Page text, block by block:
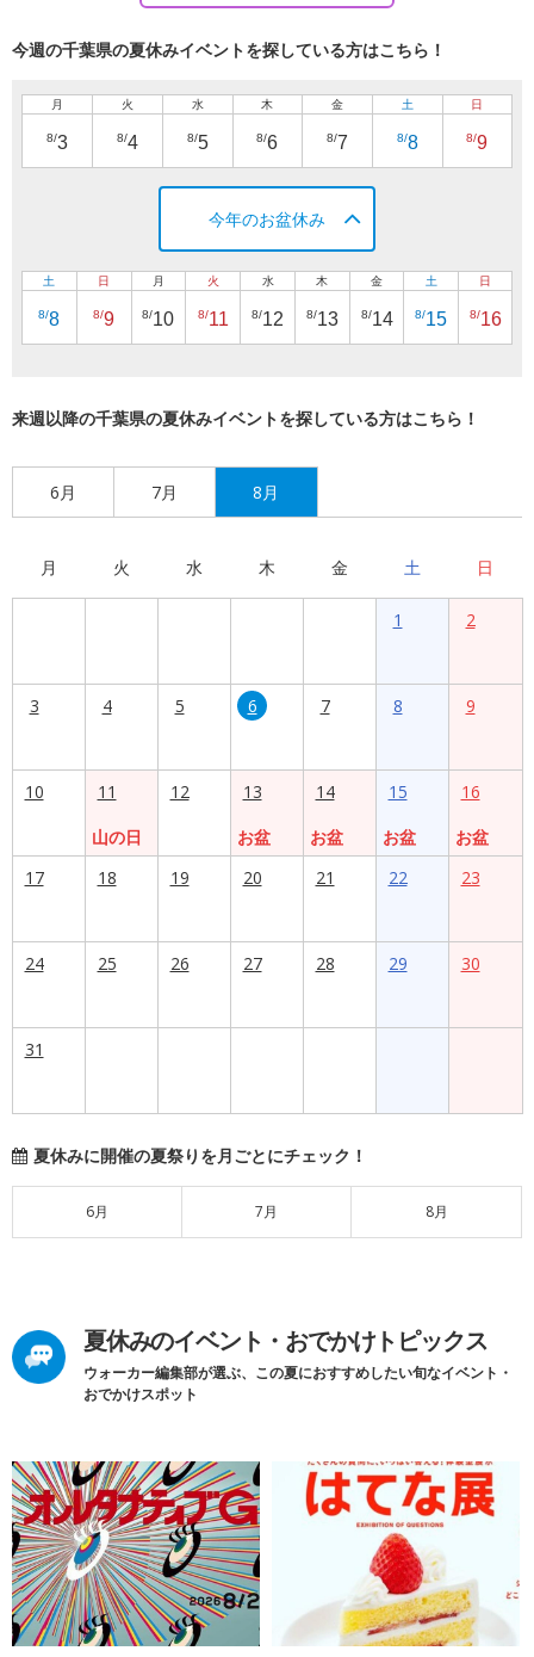
今週の千葉県の夏休みイベントを探している方はこちら！
月
8/3
火
8/4
水
8/5
木
8/6
金
8/7
土
8/8
日
8/9
今年のお盆休み
土
8/8
日
8/9
月
8/10
火
8/11
水
8/12
木
8/13
金
8/14
土
8/15
日
8/16
来週以降の千葉県の夏休みイベントを探している方はこちら！
6月 7月 8月
月 火 水 木 金 土 日
1 2
3 4 5 6 7 8 9
10
11
山の日
12
13
お盆
14
お盆
15
お盆
16
お盆
17
18 19 20 21 22 23
24 25 26 27 28 29 30
31
夏休みに開催の夏祭りを月ごとにチェック！
6月 7月 8月
夏休みのイベント・おでかけトピックス
ウォーカー編集部が選ぶ、この夏におすすめしたい旬なイベント・
おでかけスポット